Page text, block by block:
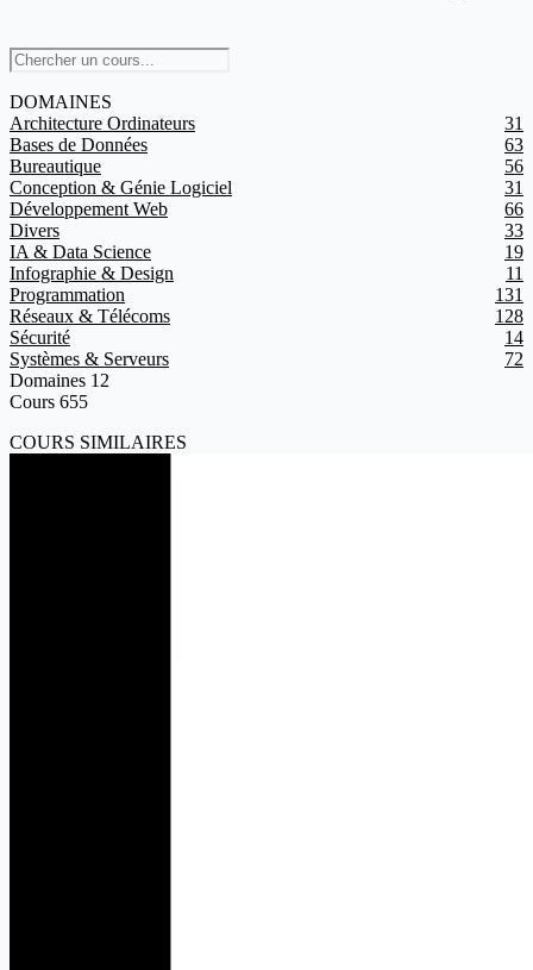
DOMAINES
Architecture Ordinateurs
31
Bases de Données
63
Bureautique
56
Conception & Génie Logiciel
31
Développement Web
66
Divers
33
IA & Data Science
19
Infographie & Design
11
Programmation
131
Réseaux & Télécoms
128
Sécurité
14
Systèmes & Serveurs
72
Domaines 12
Cours 655
COURS SIMILAIRES